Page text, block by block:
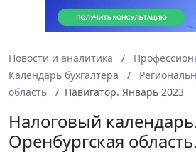
Новости и аналитика
Календарь бухгалтера
область
Навигатор. Январь 2023
Налоговый
Оренбургская